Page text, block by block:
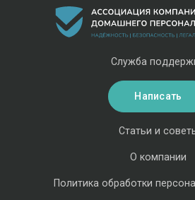
Статьи и
О компании
Политика обработки
Служба
Написать